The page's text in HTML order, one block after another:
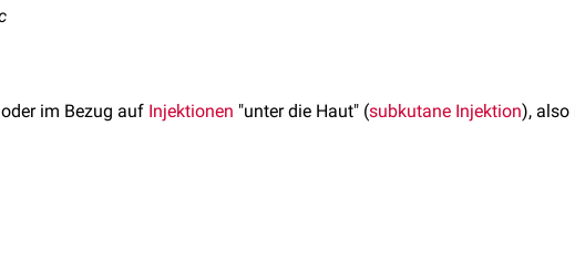
im Bezug auf Injektionen "unter die Haut" (subkutane Injektion), also